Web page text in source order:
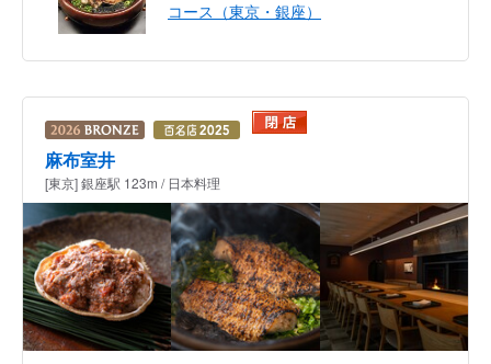
コース（東京・銀座）
麻布室井
[東京] 銀座駅 123m / 日本料理